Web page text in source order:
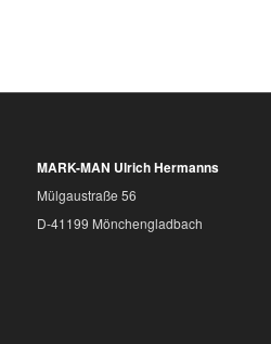
MARK-MAN Ulrich Hermanns
Mülgaustraße 56
D-41199 Mönchengladbach